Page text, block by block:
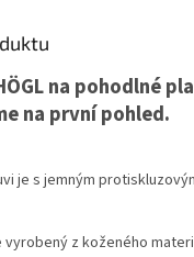
na pohodlné
na první pohled.
je s jemným
z koženého